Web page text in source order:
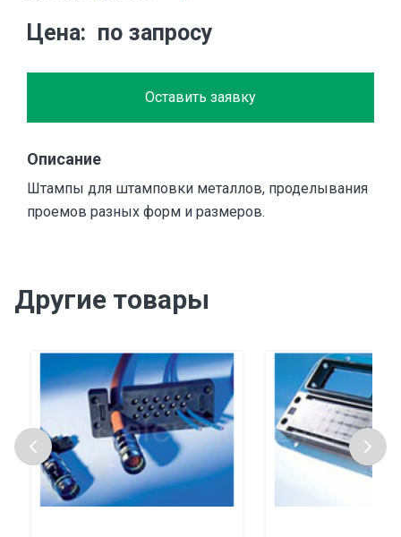
Цена по запросу
Оставить заявку
Описание
Штампы для штамповки металлов, проделывания
проемов разных форм и размеров.
Другие товары